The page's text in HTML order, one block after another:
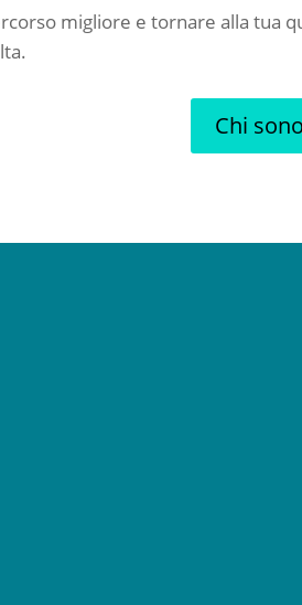
migliore e tornare alla tua
Chi sono